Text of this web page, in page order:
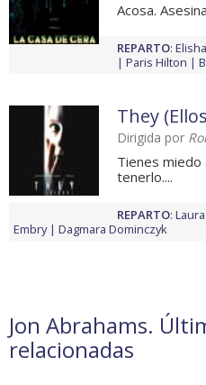
Acosa.
REPARTO:
Paris Hilton
They
Dirigida por
Tienes miedo
tenerlo....
REPARTO:
Embry
Dagmara Dominczyk
Jon Abrahams.
relacionadas